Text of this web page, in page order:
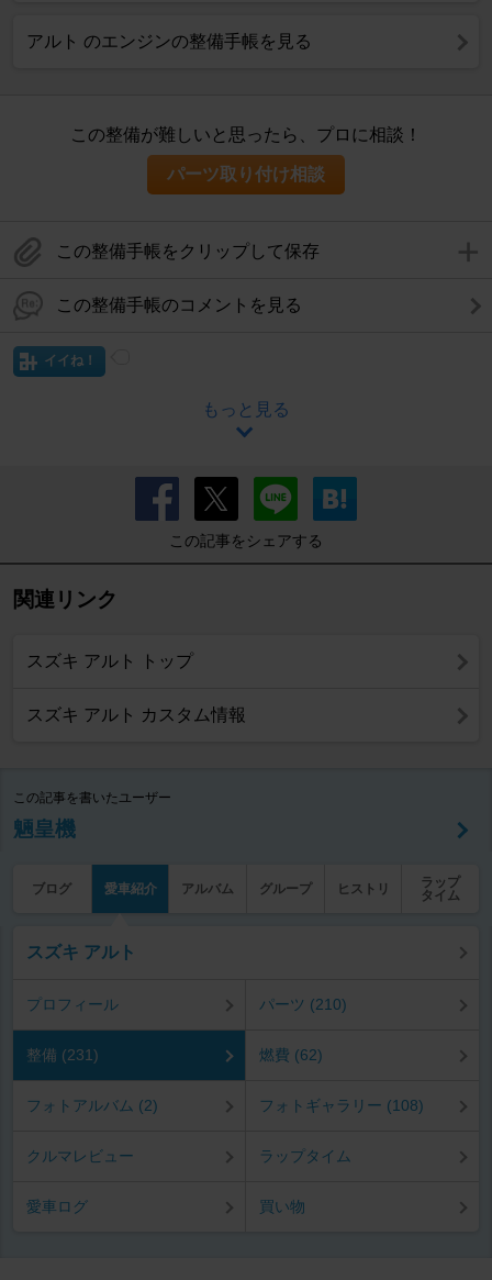
アルト のエンジンの整備手帳を見る
この整備が難しいと思ったら、プロに相談！
パーツ取り付け相談
この整備手帳をクリップして保存
この整備手帳のコメントを見る
イイね！
もっと見る
この記事をシェアする
関連リンク
スズキ アルト トップ
スズキ アルト カスタム情報
この記事を書いたユーザー
魎皇機
ブログ 愛車紹介 アルバム グループ ヒストリ
ラップ
タイム
スズキ アルト
プロフィール パーツ (210)
整備 (231) 燃費 (62)
フォトアルバム (2) フォトギャラリー (108)
クルマレビュー ラップタイム
愛車ログ 買い物